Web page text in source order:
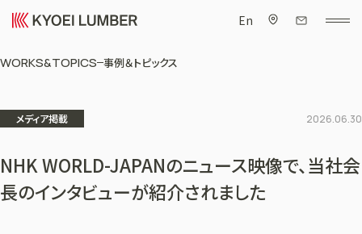
En
WORKS&TOPICS 事例＆トピックス
メディア掲載 2026.06.30
NHK WORLD-JAPANのニュース映像で、当社会
長のインタビューが紹介されました